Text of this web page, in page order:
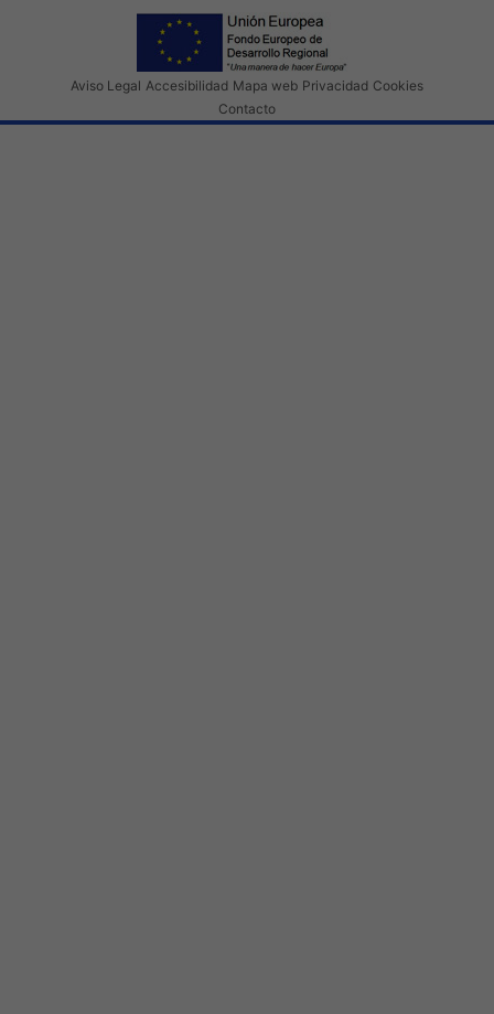
Aviso Legal Accesibilidad Mapa web Privacidad Cookies
Contacto